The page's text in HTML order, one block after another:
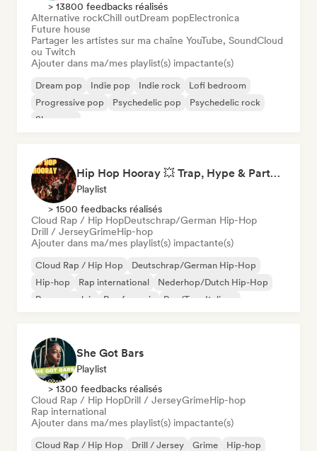
> 13800 feedbacks réalisés
Alternative rockChill outDream popElectronica
Future house
Partager les artistes sur ma chaîne YouTube, SoundCloud
ou Twitch
Ajouter dans ma/mes playlist(s) impactante(s)
Dream pop Indie pop Indie rock
Lofi bedroom
Progressive pop
Psychedelic pop
Psychedelic rock
Shoegaze
Hip Hop Hooray 💥 Trap, Hype & Party Rap Bangers
Playlist
> 1500 feedbacks réalisés
Cloud Rap / Hip HopDeutschrap/German Hip-Hop
Drill / JerseyGrimeHip-hop
Ajouter dans ma/mes playlist(s) impactante(s)
Cloud Rap / Hip Hop
Deutschrap/German Hip-Hop
Hip-hop
Rap international
Nederhop/Dutch Hip-Hop
Rap en anglais
Rap francais Rap/Trap Italiano
She Got Bars
Playlist
> 1300 feedbacks réalisés
Cloud Rap / Hip HopDrill / JerseyGrimeHip-hop
Rap international
Ajouter dans ma/mes playlist(s) impactante(s)
Cloud Rap / Hip Hop Drill / Jersey Grime
Hip-hop